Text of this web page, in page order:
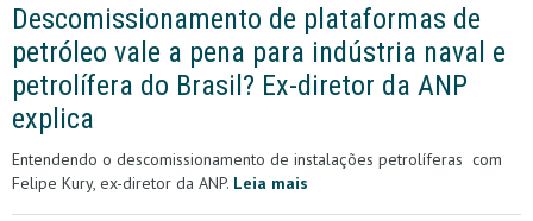
Descomissionamento de plataformas de
petróleo vale a pena para indústria naval e
petrolífera do Brasil? Ex-diretor da ANP
explica
Entendendo o descomissionamento de instalações petrolíferas com
Felipe Kury, ex-diretor da ANP. Leia mais